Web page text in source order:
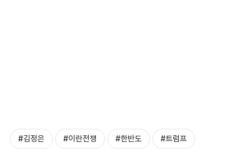
#김정은 #이란전쟁 #한반도 #트럼프